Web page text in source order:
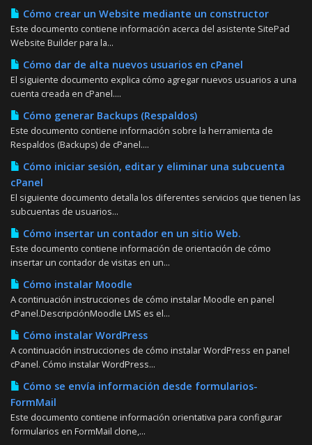
Cómo crear un Website mediante un constructor
Este documento contiene información acerca del asistente SitePad
Website Builder para la...
Cómo dar de alta nuevos usuarios en cPanel
El siguiente documento explica cómo agregar nuevos usuarios a una
cuenta creada en cPanel....
Cómo generar Backups (Respaldos)
Este documento contiene información sobre la herramienta de
Respaldos (Backups) de cPanel....
Cómo iniciar sesión, editar y eliminar una subcuenta
cPanel
El siguiente documento detalla los diferentes servicios que tienen las
subcuentas de usuarios...
Cómo insertar un contador en un sitio Web.
Este documento contiene información de orientación de cómo
insertar un contador de visitas en un...
Cómo instalar Moodle
A continuación instrucciones de cómo instalar Moodle en panel
cPanel.DescripciónMoodle LMS es el...
Cómo instalar WordPress
A continuación instrucciones de cómo instalar WordPress en panel
cPanel. Cómo instalar WordPress...
Cómo se envía información desde formularios-
FormMail
Este documento contiene información orientativa para configurar
formularios en FormMail clone,...